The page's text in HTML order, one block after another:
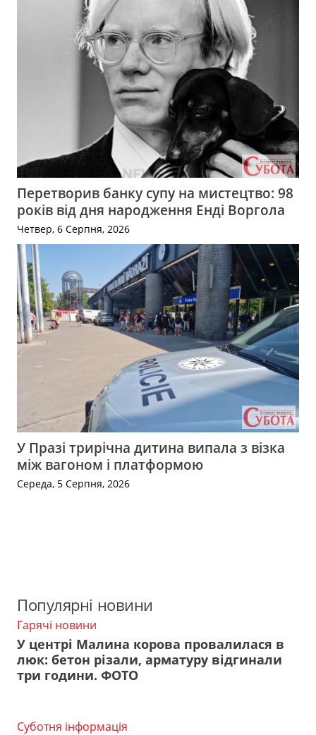
Перетворив банку супу на мистецтво: 98
років від дня народження Енді Воргола
Четвер, 6 Серпня, 2026
У Празі трирічна дитина випала з візка
між вагоном і платформою
Середа, 5 Серпня, 2026
Популярні новини
Гарячі новини
У центрі Малина корова провалилася в
люк: бетон різали, арматуру відгинали
три години. ФОТО
Суботня інформація